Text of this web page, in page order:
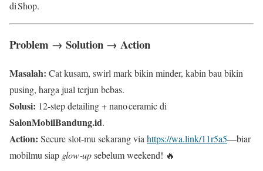
di Shop.
Problem → Solution → Action
Masalah: Cat kusam, swirl mark bikin minder, kabin bau bikin
pusing, harga jual terjun bebas.
Solusi: 12‑step detailing + nano ceramic di
SalonMobilBandung.id.
Action: Secure slot‑mu sekarang via https://wa.link/11r5a5—biar
mobilmu siap glow‑upsebelum weekend! 🔥